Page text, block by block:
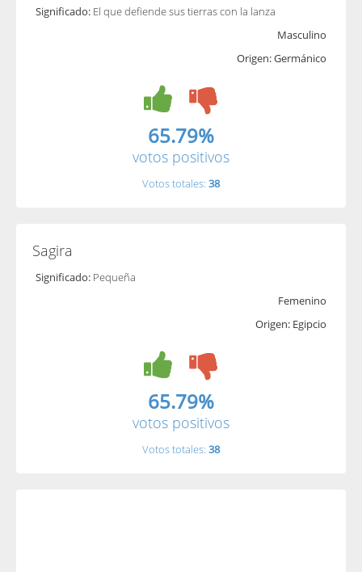
Significado: El que defiende sus tierras con la lanza
Masculino
Origen: Germánico
65.79%
votos positivos
Votos totales: 38
Sagira
Significado: Pequeña
Femenino
Origen: Egipcio
65.79%
votos positivos
Votos totales: 38